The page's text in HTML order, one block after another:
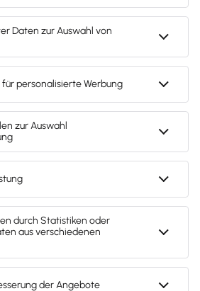
erleben Sie mit Lexware
der Steuerkanzlei
Office Ihre Rechnungen, laden
Ihr Banking, inkl. dem
und PayPal-Konten. Mit
Sie alle Daten direkt in
kann sich Ihr Berater
auf das System aufschalten
steuer- und